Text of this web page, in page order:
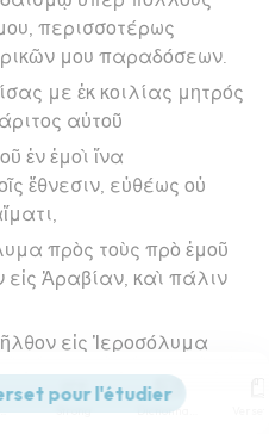
περισσοτέρως
μου παραδόσεων.
με ἐκ κοιλίας μητρός
αὐτοῦ
ἐν ἐμοὶ ἵνα
ἔθνεσιν, εὐθέως οὐ
πρὸς τοὺς πρὸ ἐμοῦ
Ἀραβίαν, καὶ πάλιν
εἰς Ἱεροσόλυμα
πρὸς αὐτὸν ἡμέρας
Strong